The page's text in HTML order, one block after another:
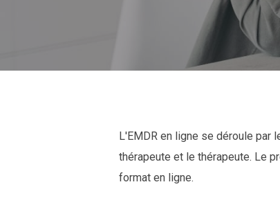
L'EMDR en ligne se déroule par
thérapeute et le thérapeute. Le
format en ligne.